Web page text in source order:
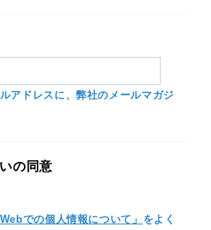
アドレスに、弊社のメールマガジ
の同意
での個人情報について」 をよく